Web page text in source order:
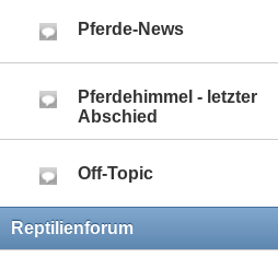
Pferde-News
Pferdehimmel - letzter
Abschied
Off-Topic
Reptilienforum